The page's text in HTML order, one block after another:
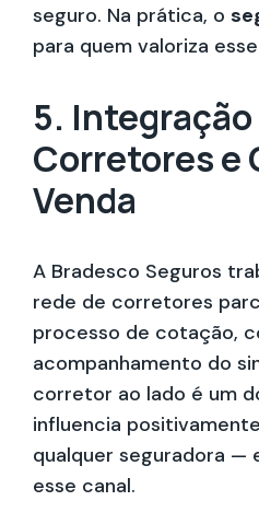
seguro. Na prática, o
para quem valoriza
5.
Corretores e
Venda
A Bradesco Seguros
rede de corretores
processo de cotação,
acompanhamento do
corretor ao lado é um
influencia
qualquer seguradora —
esse canal.